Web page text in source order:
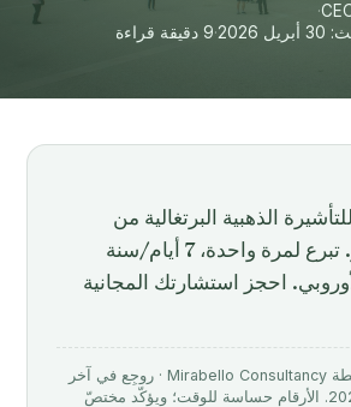
·
·9 دقيقة قراءة
الذهبية البرتغالية من
200,000 يورو. تبرع لمرة واحدة، 7 أيام/سنة
احجز استشارتك المجانية
تم التحقق منه بواسطة Mirabello Consultancy · روجِع في آخر
تحديث: 30 أبريل 2026. الأرقام حساسة للوقت؛ ويؤكّد مختصّ